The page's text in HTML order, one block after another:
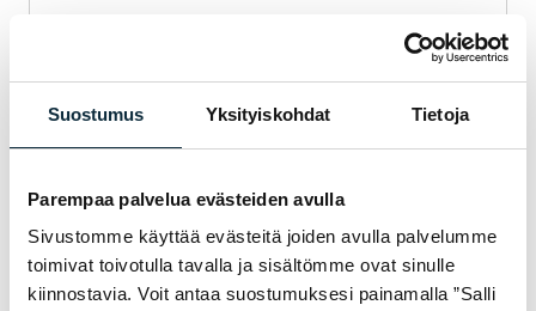
Suostumus Yksityiskohdat Tietoja
Parempaa palvelua evästeiden avulla
Sivustomme käyttää evästeitä joiden avulla palvelumme
toimivat toivotulla tavalla ja sisältömme ovat sinulle
kiinnostavia. Voit antaa suostumuksesi painamalla ”Salli
+ Lisää kuvia (max 5)